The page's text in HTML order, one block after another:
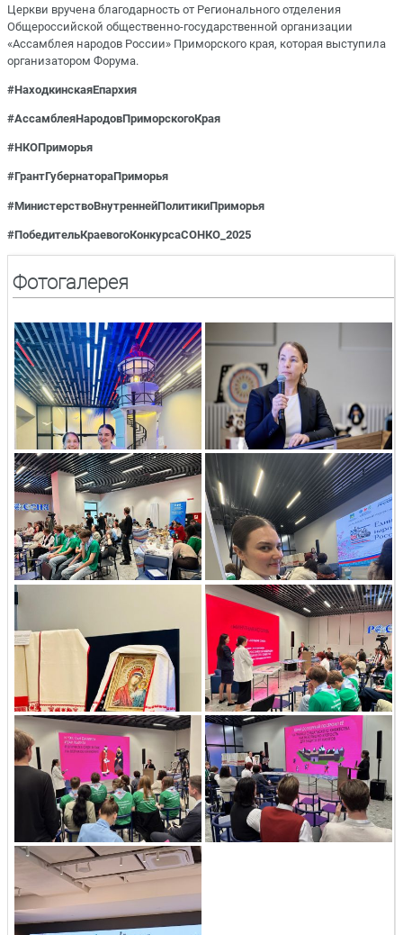
Церкви вручена благодарность от Регионального отделения
Общероссийской общественно-государственной организации
«Ассамблея народов России» Приморского края, которая выступила
организатором Форума.
#НаходкинскаяЕпархия
#АссамблеяНародовПриморскогоКрая
#НКОПриморья
#ГрантГубернатораПриморья
#МинистерствоВнутреннейПолитикиПриморья
#ПобедительКраевогоКонкурсаСОНКО_2025
Фотогалерея